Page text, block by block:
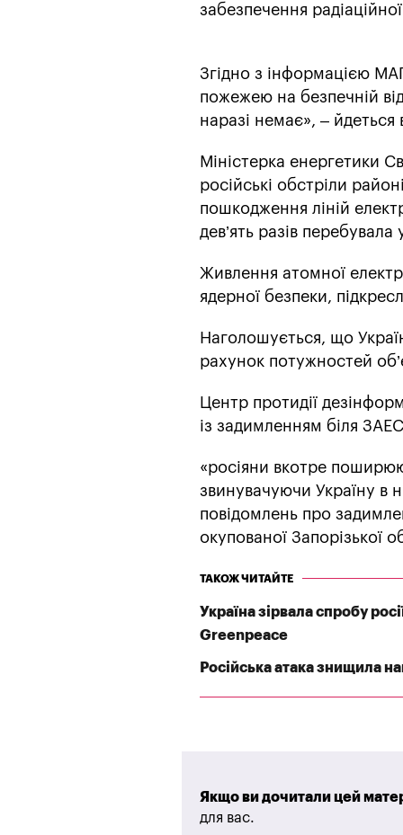
забезпечення
Згідно з інформацією
пожежею на безпечній
наразі немає», – йдеться
Міністерка енергетики
російські обстріли
пошкодження ліній
дев’ять разів перебувала
Живлення атомної
ядерної безпеки,
Наголошується, що
рахунок потужностей
Центр протидії
із задимленням біля
«росіяни вкотре
звинувачуючи Україну в
повідомлень про
окупованої Запорізької
ТАКОЖ ЧИТАЙТЕ
Україна зірвала спробу
Greenpeace
Російська атака знищила
Якщо ви дочитали цей
для вас.